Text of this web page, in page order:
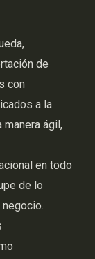
de
con
a la
ágil,
en todo
de lo